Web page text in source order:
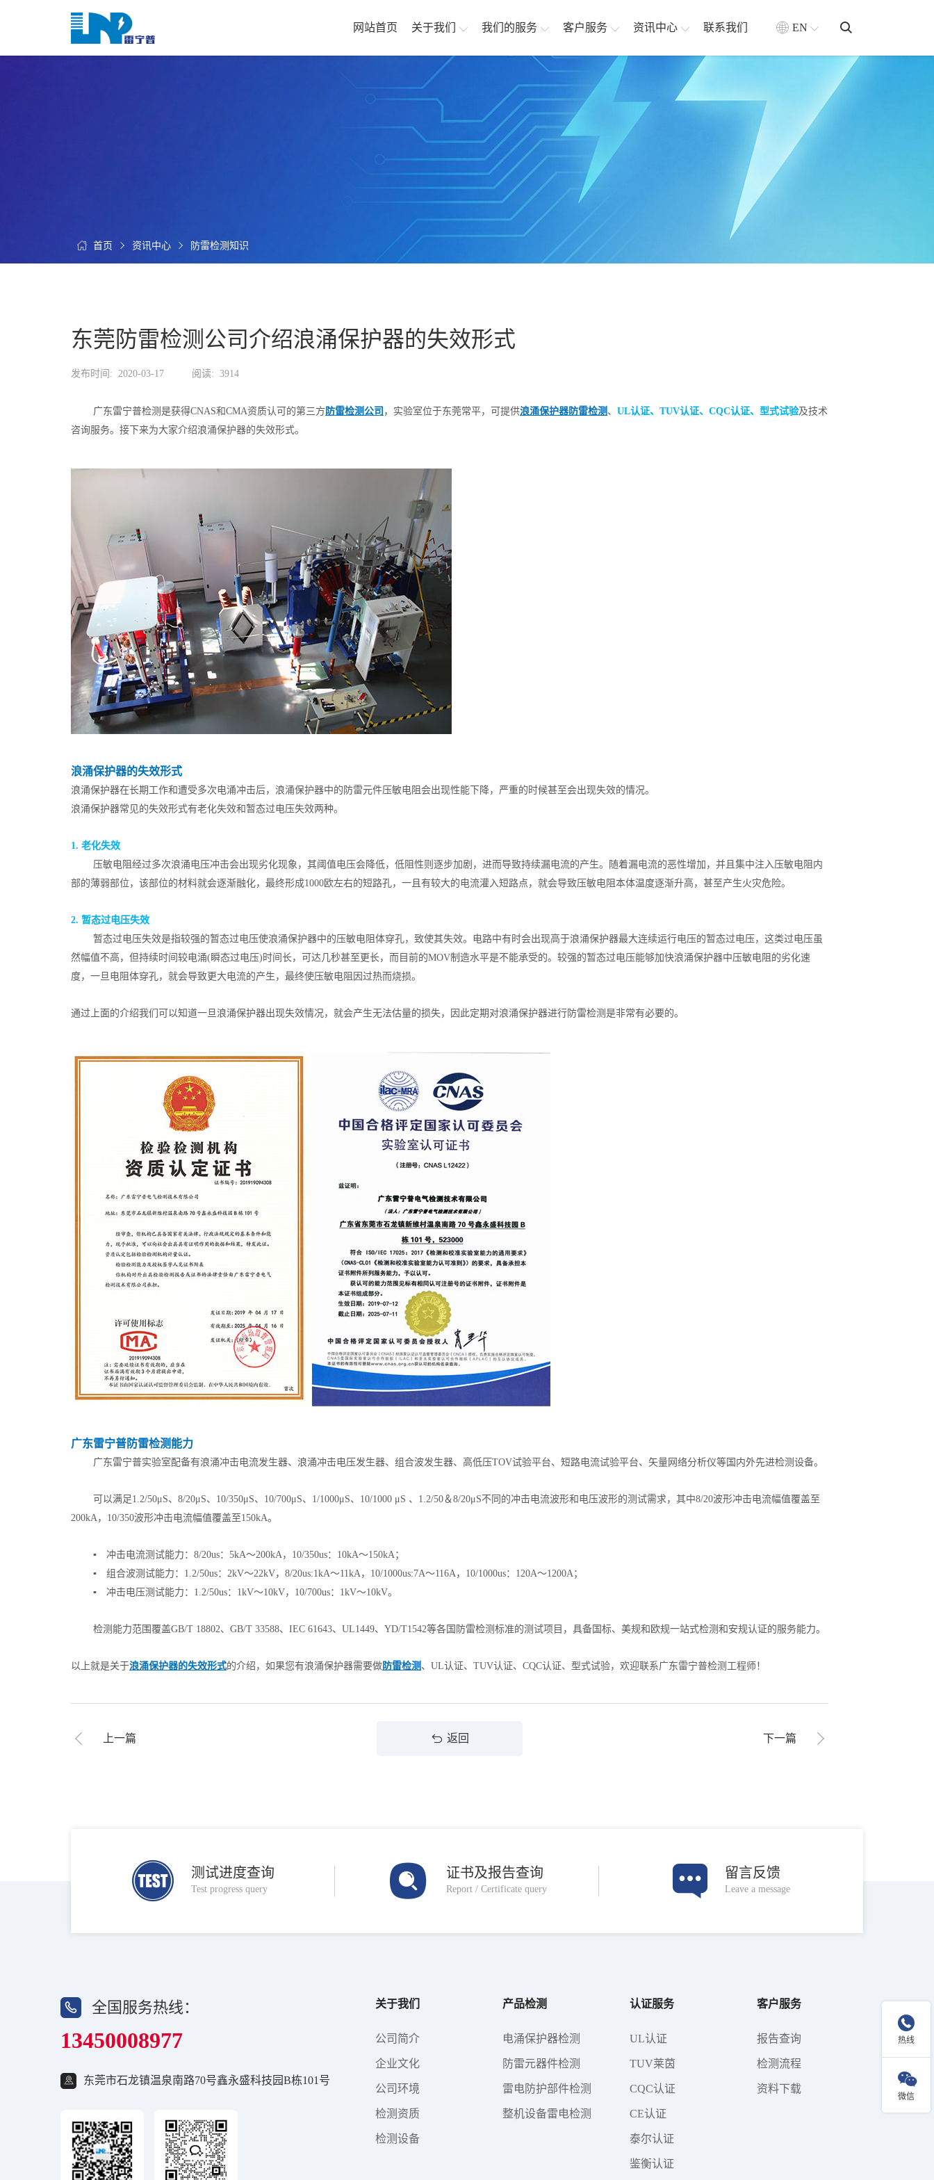
网站首页 关于我们 我们的服务 客户服务 资讯中心 联系我们 EN
首页 资讯中心 防雷检测知识
东莞防雷检测公司介绍浪涌保护器的失效形式
发布时间: 2020-03-17 阅读: 3914
广东雷宁普检测是获得CNAS和CMA资质认可的第三方 防雷检测公司 ，实验室位于东莞常平，可提供浪涌保护器防雷检测 、 UL认证、TUV认证、CQC认证、型式试验及技术
咨询服务。接下来为大家介绍浪涌保护器的失效形式。
浪涌保护器的失效形式
浪涌保护器在长期工作和遭受多次电涌冲击后，浪涌保护器中的防雷元件压敏电阻会出现性能下降，严重的时候甚至会出现失效的情况。
浪涌保护器常见的失效形式有老化失效和暂态过电压失效两种。
1. 老化失效
压敏电阻经过多次浪涌电压冲击会出现劣化现象，其阈值电压会降低，低阻性则逐步加剧，进而导致持续漏电流的产生。随着漏电流的恶性增加，并且集中注入压敏电阻内
部的薄弱部位，该部位的材料就会逐渐融化，最终形成1000欧左右的短路孔，一且有较大的电流灌入短路点，就会导致压敏电阻本体温度逐渐升高，甚至产生火灾危险。
2. 暂态过电压失效
暂态过电压失效是指较强的暂态过电压使浪涌保护器中的压敏电阻体穿孔，致使其失效。电路中有时会出现高于浪涌保护器最大连续运行电压的暂态过电压，这类过电压虽
然幅值不高，但持续时间较电涌(瞬态过电压)时间长，可达几秒甚至更长，而目前的MOV制造水平是不能承受的。较强的暂态过电压能够加快浪涌保护器中压敏电阻的劣化速
度，一旦电阻体穿孔，就会导致更大电流的产生，最终使压敏电阻因过热而烧损。
通过上面的介绍我们可以知道一旦浪涌保护器出现失效情况，就会产生无法估量的损失，因此定期对浪涌保护器进行防雷检测是非常有必要的。
广东雷宁普防雷检测能力
广东雷宁普实验室配备有浪涌冲击电流发生器、浪涌冲击电压发生器、组合波发生器、高低压TOV试验平台、短路电流试验平台、矢量网络分析仪等国内外先进检测设备。
可以满足1.2/50μS、8/20μS、10/350μS、10/700μS、1/1000μS、10/1000 μS 、1.2/50＆8/20μS不同的冲击电流波形和电压波形的测试需求，其中8/20波形冲击电流幅值覆盖至
200kA，10/350波形冲击电流幅值覆盖至150kA。
▪ 冲击电流测试能力：8/20us：5kA～200kA，10/350us：10kA～150kA；
▪ 组合波测试能力：1.2/50us：2kV～22kV，8/20us:1kA～11kA，10/1000us:7A～116A，10/1000us：120A～1200A；
▪ 冲击电压测试能力：1.2/50us：1kV～10kV，10/700us：1kV～10kV。
检测能力范围覆盖GB/T 18802、GB/T 33588、IEC 61643、UL1449、YD/T1542等各国防雷检测标准的测试项目，具备国标、美规和欧规一站式检测和安规认证的服务能力。
以上就是关于浪涌保护器的失效形式的介绍，如果您有浪涌保护器需要做防雷检测 、UL认证、TUV认证、CQC认证、型式试验，欢迎联系广东雷宁普检测工程师！
上一篇 返回 下一篇
测试进度查询
Test progress query
证书及报告查询
Report / Certificate query
留言反馈
Leave a message
全国服务热线：
13450008977
东莞市石龙镇温泉南路70号鑫永盛科技园B栋101号
关于我们
公司简介
企业文化
公司环境
检测资质
检测设备
产品检测
电涌保护器检测
防雷元器件检测
雷电防护部件检测
整机设备雷电检测
认证服务
UL认证
TUV莱茵
CQC认证
CE认证
泰尔认证
鉴衡认证
客户服务
报告查询
检测流程
资料下载
站
心

热线

微信